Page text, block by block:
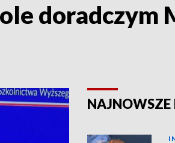
doradczym
NAJNOWSZE